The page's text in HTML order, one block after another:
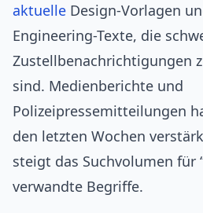
aktuelle Design-Vorlagen
Engineering-Texte, die
Zustellbenachrichtigungen
sind. Medienberichte und
Polizeipressemitteilungen
den letzten Wochen
steigt das Suchvolumen für
verwandte Begriffe.